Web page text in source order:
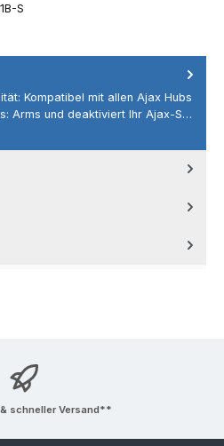
S
Kompatibel mit allen Ajax Hubs
Arms und deaktiviert Ihr Ajax-S…
schneller Versand**